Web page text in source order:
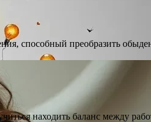
способный преобразить
находить баланс между